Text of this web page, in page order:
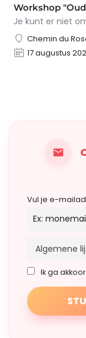
Workshop
Chemin du
17 augustus
Vul je e-
Ik ga